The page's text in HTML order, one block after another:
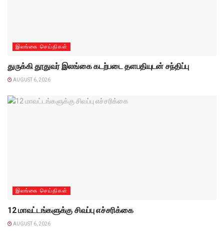
இலங்கை செய்திகள்
துருக்கி தூதுவர் இலங்கை கடற்படை தளபதியுடன் சந்திப்பு
AUGUST 6, 2026
இலங்கை செய்திகள்
12 மாவட்டங்களுக்கு சிவப்பு எச்சரிக்கை
AUGUST 6, 2026